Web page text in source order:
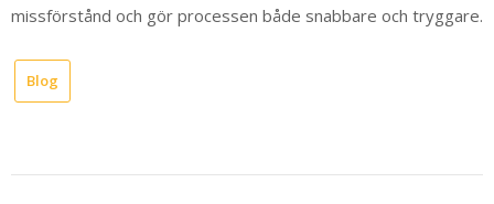
missförstånd och gör processen både snabbare och tryggare.
Blog